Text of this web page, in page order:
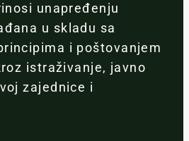
unapređenju
u skladu sa
i poštovanjem
istraživanje, javno
zajednice i